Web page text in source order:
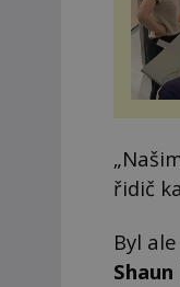
řidič
Byl